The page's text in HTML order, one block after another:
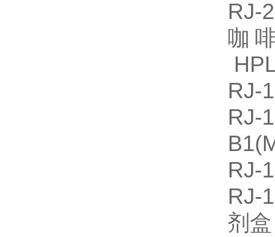
RJ-
咖
RJ-
RJ-
RJ-
剂